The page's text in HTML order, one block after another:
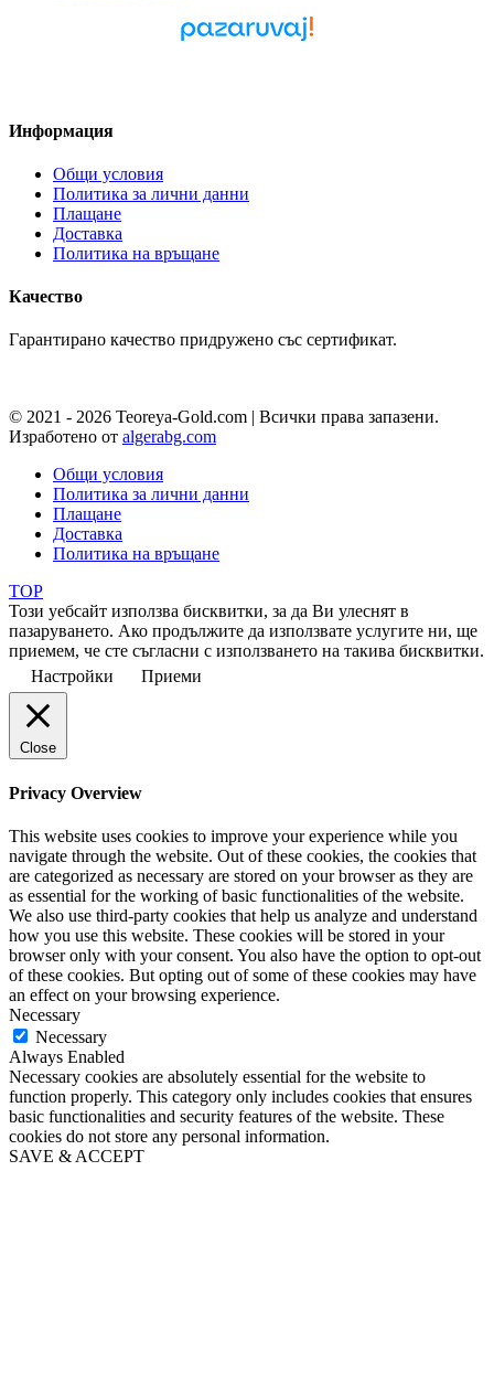
Информация
Общи условия
Политика за лични данни
Плащане
Доставка
Политика на връщане
Качество
Гарантирано качество придружено със сертификат.
© 2021 - 2026 Teoreya-Gold.com | Всички права запазени.
Изработено от algerabg.com
Общи условия
Политика за лични данни
Плащане
Доставка
Политика на връщане
TOP
Този уебсайт използва бисквитки, за да Ви улеснят в
пазаруването. Ако продължите да използвате услугите ни, ще
приемем, че сте съгласни с използването на такива бисквитки.
Настройки
Приеми
Close
Privacy Overview
This website uses cookies to improve your experience while you
navigate through the website. Out of these cookies, the cookies that
are categorized as necessary are stored on your browser as they are
as essential for the working of basic functionalities of the website.
We also use third-party cookies that help us analyze and understand
how you use this website. These cookies will be stored in your
browser only with your consent. You also have the option to opt-out
of these cookies. But opting out of some of these cookies may have
an effect on your browsing experience.
Necessary
Necessary
Always Enabled
Necessary cookies are absolutely essential for the website to
function properly. This category only includes cookies that ensures
basic functionalities and security features of the website. These
cookies do not store any personal information.
SAVE & ACCEPT